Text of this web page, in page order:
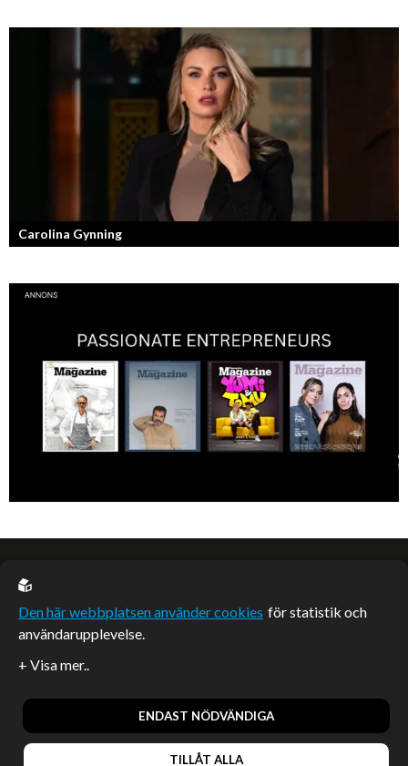
Annica Forsgren Kjellman ligger bakom skönhetsimperiet Skincity –
professionell hudvård online.
Carolina Gynning
Under ytan av en passionerad och strukturerad entreprenör.
EU casino
Artiklar publicerade på webbplatsen som inte är märkta
redaktionellt är betalda samarbeten.
Den här webbplatsen använder cookies för statistik och
användarupplevelse.
ENDAST NÖDVÄNDIGA
TILLÅT ALLA